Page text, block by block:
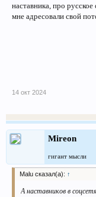
наставника, про
мне адресовали свой
14 окт 2024
Mireon
гигант мысли
Malu сказал(а): ↑
А наставников в